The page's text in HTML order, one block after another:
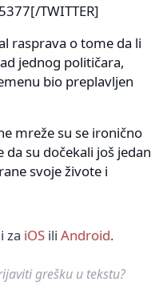
TWITTER]
rasprava o tome da li
jednog političara,
bio preplavljen
mreže su se ironično
su dočekali još jedan
svoje živote i
za iOS ili Android.
grešku u tekstu?